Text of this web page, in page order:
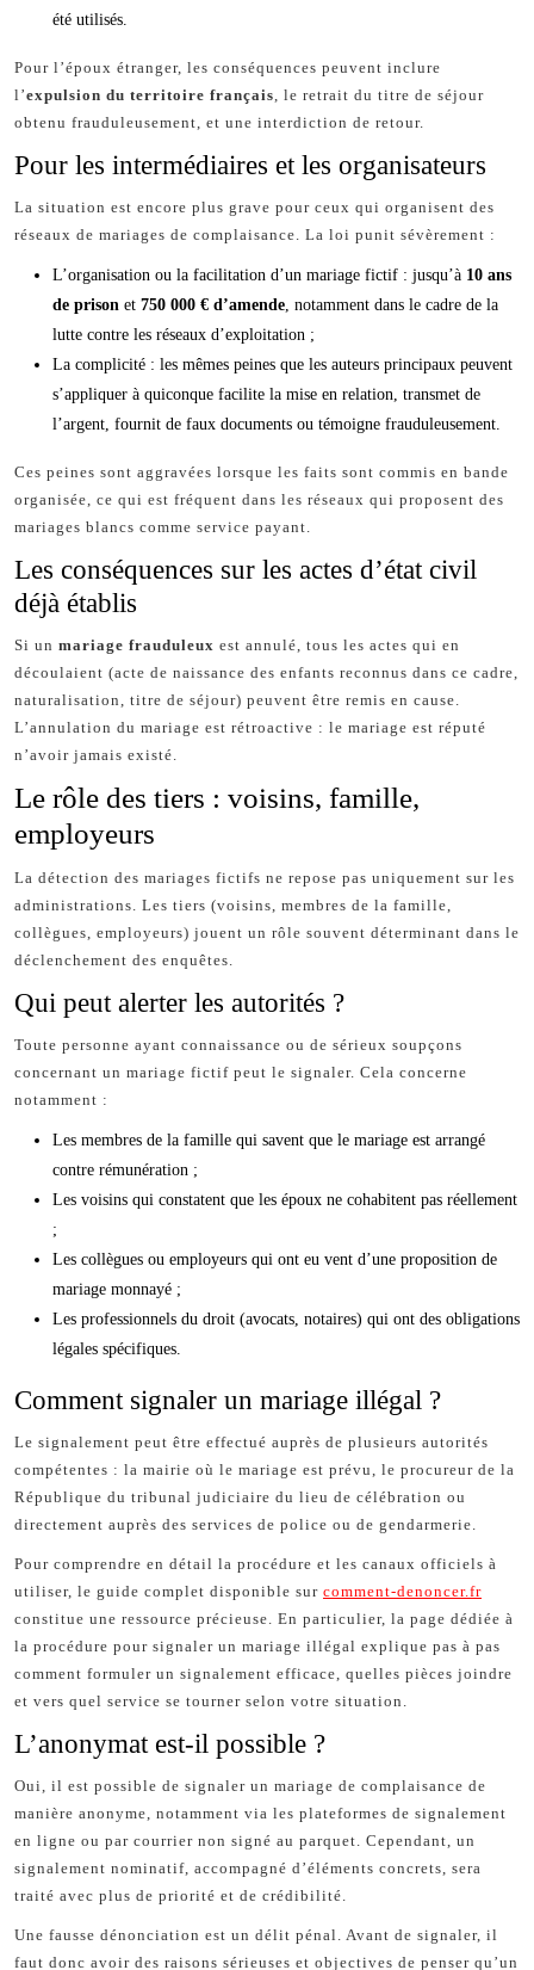
été utilisés.
Pour l’époux étranger, les conséquences peuvent inclure
l’expulsion du territoire français, le retrait du titre de séjour
obtenu frauduleusement, et une interdiction de retour.
Pour les intermédiaires et les organisateurs
La situation est encore plus grave pour ceux qui organisent des
réseaux de mariages de complaisance. La loi punit sévèrement :
L’organisation ou la facilitation d’un mariage fictif : jusqu’à 10 ans
de prison et 750 000 € d’amende, notamment dans le cadre de la
lutte contre les réseaux d’exploitation ;
La complicité : les mêmes peines que les auteurs principaux peuvent
s’appliquer à quiconque facilite la mise en relation, transmet de
l’argent, fournit de faux documents ou témoigne frauduleusement.
Ces peines sont aggravées lorsque les faits sont commis en bande
organisée, ce qui est fréquent dans les réseaux qui proposent des
mariages blancs comme service payant.
Les conséquences sur les actes d’état civil
déjà établis
Si un mariage frauduleux est annulé, tous les actes qui en
découlaient (acte de naissance des enfants reconnus dans ce cadre,
naturalisation, titre de séjour) peuvent être remis en cause.
L’annulation du mariage est rétroactive : le mariage est réputé
n’avoir jamais existé.
Le rôle des tiers : voisins, famille,
employeurs
La détection des mariages fictifs ne repose pas uniquement sur les
administrations. Les tiers (voisins, membres de la famille,
collègues, employeurs) jouent un rôle souvent déterminant dans le
déclenchement des enquêtes.
Qui peut alerter les autorités ?
Toute personne ayant connaissance ou de sérieux soupçons
concernant un mariage fictif peut le signaler. Cela concerne
notamment :
Les membres de la famille qui savent que le mariage est arrangé
contre rémunération ;
Les voisins qui constatent que les époux ne cohabitent pas réellement
;
Les collègues ou employeurs qui ont eu vent d’une proposition de
mariage monnayé ;
Les professionnels du droit (avocats, notaires) qui ont des obligations
légales spécifiques.
Comment signaler un mariage illégal ?
Le signalement peut être effectué auprès de plusieurs autorités
compétentes : la mairie où le mariage est prévu, le procureur de la
République du tribunal judiciaire du lieu de célébration ou
directement auprès des services de police ou de gendarmerie.
Pour comprendre en détail la procédure et les canaux officiels à
utiliser, le guide complet disponible sur comment-denoncer.fr
constitue une ressource précieuse. En particulier, la page dédiée à
la procédure pour signaler un mariage illégal explique pas à pas
comment formuler un signalement efficace, quelles pièces joindre
et vers quel service se tourner selon votre situation.
L’anonymat est-il possible ?
Oui, il est possible de signaler un mariage de complaisance de
manière anonyme, notamment via les plateformes de signalement
en ligne ou par courrier non signé au parquet. Cependant, un
signalement nominatif, accompagné d’éléments concrets, sera
traité avec plus de priorité et de crédibilité.
Une fausse dénonciation est un délit pénal. Avant de signaler, il
faut donc avoir des raisons sérieuses et objectives de penser qu’un